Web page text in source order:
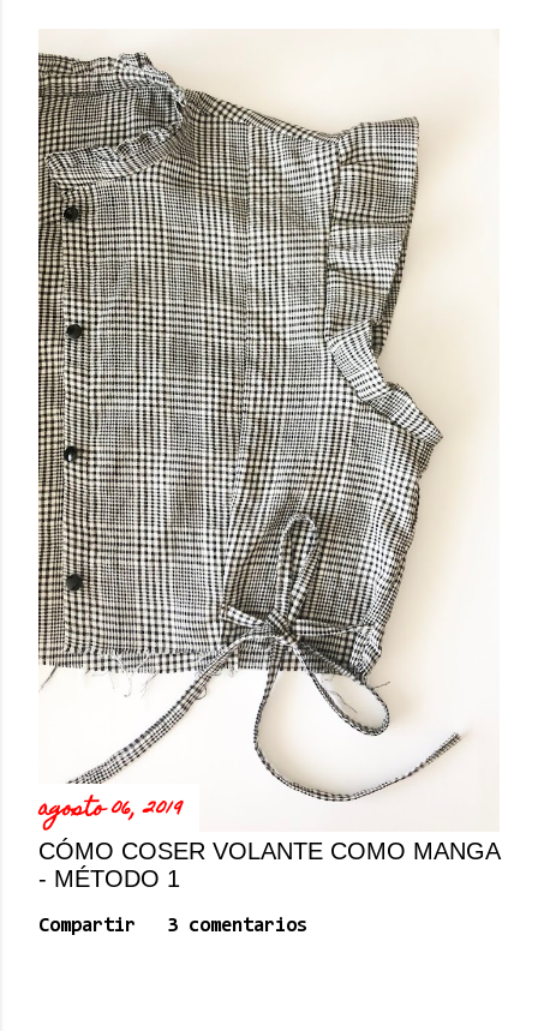
agosto 06, 2019
CÓMO COSER VOLANTE COMO MANGA
- MÉTODO 1
Compartir 3 comentarios